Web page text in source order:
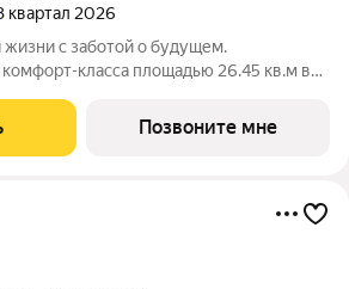
квартал 2026
с заботой о будущем.
комфорт-класса площадью 26.45 кв.м в
на выбор: может быть
В
Позвоните мне